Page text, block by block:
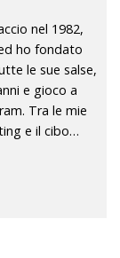
nel 1982,
ho fondato
le sue salse,
e gioco a
Tra le mie
e il cibo…